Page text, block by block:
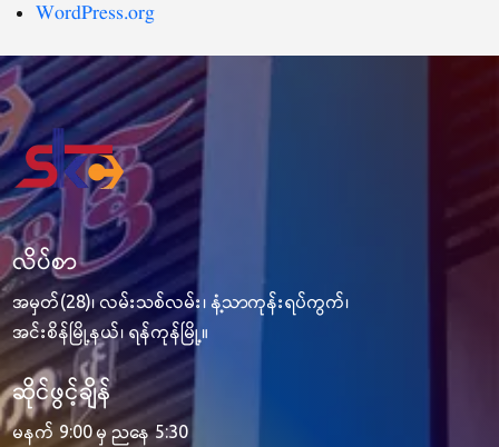
WordPress.org
လိပ်စာ
အမှတ်(28)၊ လမ်းသစ်လမ်း၊ နံ့သာကုန်းရပ်ကွက်၊
အင်းစိန်မြို့နယ်၊ ရန်ကုန်မြို့။
ဆိုင်ဖွင့်ချိန်
မနက် 9:00 မှ ညနေ 5:30